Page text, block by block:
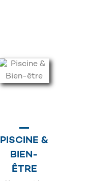
PISCINE &
BIEN-
ÊTRE